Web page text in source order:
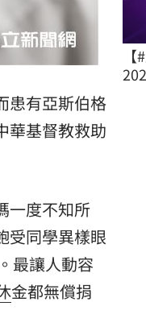
患有亞斯伯格
華基督教救助
一度不知所
受同學異樣眼
最讓人動容
金都無償捐